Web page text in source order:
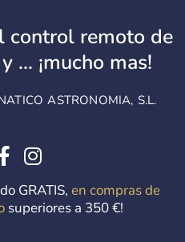
control remoto de
... ¡mucho mas!
ASTRONOMIA, S.L.
GRATIS, en compras de
superiores a 350 €!